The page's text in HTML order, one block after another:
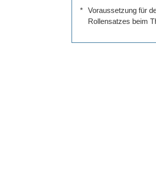
*
Voraussetzung für
Rollensatzes beim